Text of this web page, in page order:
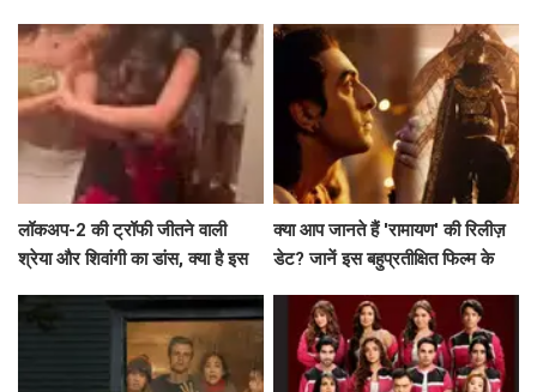
लॉकअप-2 की ट्रॉफी जीतने वाली
श्रेया और शिवांगी का डांस, क्या है इस
क्या आप जानते हैं 'रामायण' की रिलीज़
डेट? जानें इस बहुप्रतीक्षित फिल्म के